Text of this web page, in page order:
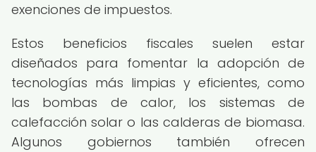
exenciones de impuestos.
Estos beneficios fiscales suelen estar
diseñados para fomentar la adopción de
tecnologías más limpias y eficientes, como
las bombas de calor, los sistemas de
calefacción solar o las calderas de biomasa.
Algunos gobiernos también ofrecen